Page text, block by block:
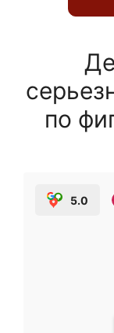
по
5.0